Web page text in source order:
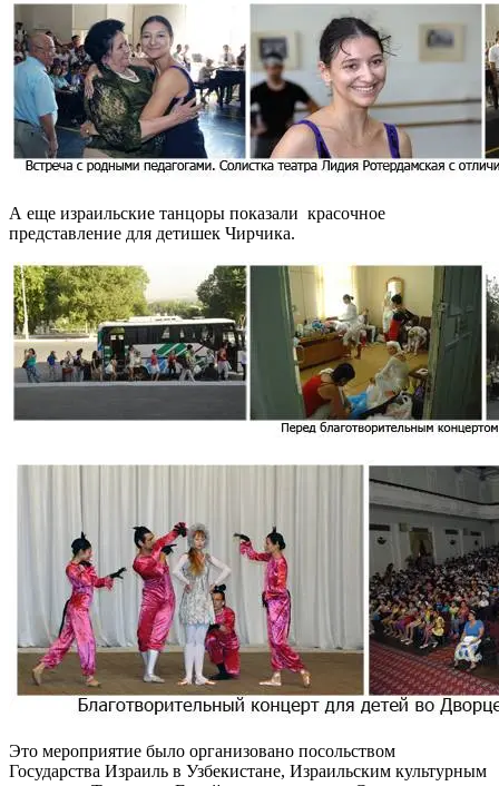
А еще израильские танцоры показали красочное
представление для детишек Чирчика.
Это мероприятие было организовано посольством
Государства Израиль в Узбекистане, Израильским культурным